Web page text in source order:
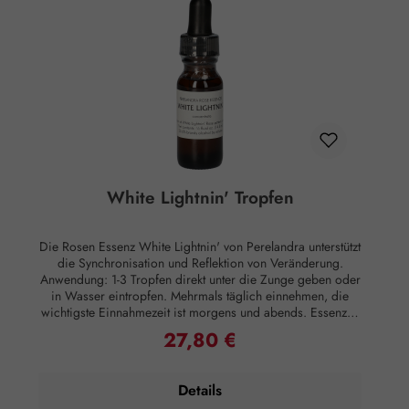
wissenschaftlichen Maßstäben nachgewiesene Wirkung auf
Körper oder Psyche. Alle Aussagen beziehen sich
ausschließlich auf energetische Aspekte wie Aura,
Meridiane, Chakren etc.
White Lightnin' Tropfen
Die Rosen Essenz White Lightnin' von Perelandra unterstützt
die Synchronisation und Reflektion von Veränderung.
Anwendung: 1-3 Tropfen direkt unter die Zunge geben oder
in Wasser eintropfen. Mehrmals täglich einnehmen, die
wichtigste Einnahmezeit ist morgens und abends. Essenzen
können auch äußerlich angewandt werden, indem man sie
Lotionen oder Salben beimischt oder sie ins Badewasser
Regulärer Preis:
27,80 €
Details